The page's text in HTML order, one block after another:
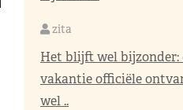
zita
Het blijft wel
vakantie officiële
wel ..